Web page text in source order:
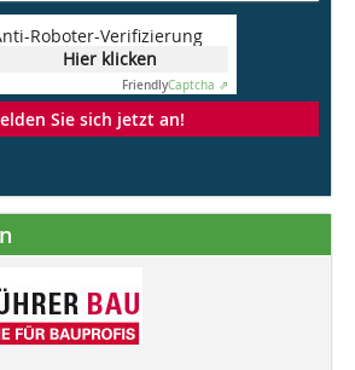
Roboter-Verifizierung
Hier klicken
FriendlyCaptcha ⇗
Sie sich jetzt an!